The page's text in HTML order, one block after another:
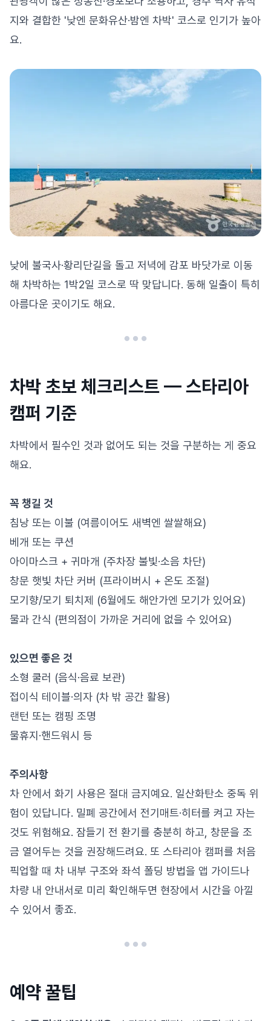
지와 결합한 '낮엔 문화유산·밤엔 차박' 코스로 인기가 높아
요.
낮에 불국사·황리단길을 돌고 저녁에 감포 바닷가로 이동
해 차박하는 1박2일 코스로 딱 맞답니다. 동해 일출이 특히
아름다운 곳이기도 해요.
차박 초보 체크리스트 — 스타리아
캠퍼 기준
차박에서 필수인 것과 없어도 되는 것을 구분하는 게 중요
해요.
꼭 챙길 것
침낭 또는 이불 (여름이어도 새벽엔 쌀쌀해요)
베개 또는 쿠션
아이마스크 + 귀마개 (주차장 불빛·소음 차단)
창문 햇빛 차단 커버 (프라이버시 + 온도 조절)
모기향/모기 퇴치제 (6월에도 해안가엔 모기가 있어요)
물과 간식 (편의점이 가까운 거리에 없을 수 있어요)
있으면 좋은 것
소형 쿨러 (음식·음료 보관)
접이식 테이블·의자 (차 밖 공간 활용)
랜턴 또는 캠핑 조명
물휴지·핸드워시 등
주의사항
차 안에서 화기 사용은 절대 금지예요. 일산화탄소 중독 위
험이 있답니다. 밀폐 공간에서 전기매트·히터를 켜고 자는
것도 위험해요. 잠들기 전 환기를 충분히 하고, 창문을 조
금 열어두는 것을 권장해드려요. 또 스타리아 캠퍼를 처음
픽업할 때 차 내부 구조와 좌석 폴딩 방법을 앱 가이드나
차량 내 안내서로 미리 확인해두면 현장에서 시간을 아낄
수 있어서 좋죠.
예약 꿀팁